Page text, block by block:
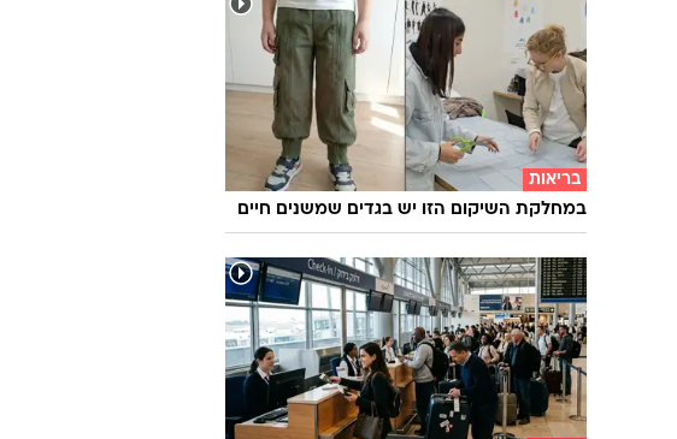
בריאות
במחלקת השיקום הזו יש בגדים שמשנים חיים